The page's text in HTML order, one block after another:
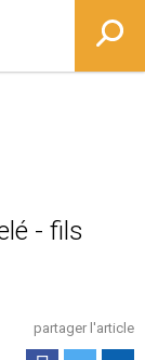
- fils
partager l'article